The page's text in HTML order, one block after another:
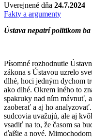
Uverejnené dňa 24.7.2024
Fakty a argumenty
Ústava nepatrí politikom
Písomné rozhodnutie
zákona s Ústavou uzrelo
dlhé, hoci jedným dychom
ako dlhé. Okrem iného to
spakruky nad ním mávnuť,
zaoberať a aj ho
sudcovia uvažujú, ale aj
vsadiť na to, že časom sa
ďalšie a nové.